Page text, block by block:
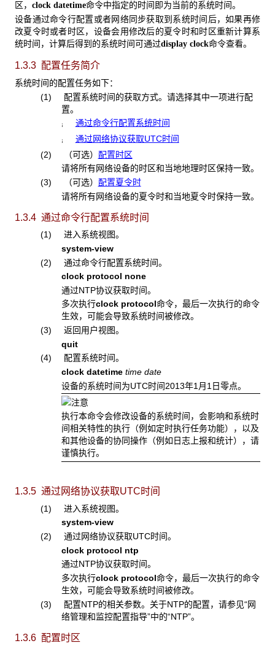
区， clock datetime命令中指定的时间即为当前的系统时间。
设备通过命令行配置或者网络同步获取到系统时间后，如果再修
改夏令时或者时区，设备会用修改后的夏令时和时区重新计算系
统时间，计算后得到的系统时间可通过display clock命令查看。
1.3.3 配置任务简介
系统时间的配置任务如下：
(1) 配置系统时间的获取方式。请选择其中一项进行配
置。
¡ 通过命令行配置系统时间
¡
通过网络协议获取UTC时间
(2) （可选） 配置时区
请将所有网络设备的时区和当地地理时区保持一致。
(3) （可选） 配置夏令时
请将所有网络设备的夏令时和当地夏令时保持一致。
1.3.4 通过命令行配置系统时间
(1) 进入系统视图。
system-view
(2) 通过命令行配置系统时间。
clock protocol none
通过NTP协议获取时间。
多次执行clock protocol命令，最后一次执行的命令
生效，可能会导致系统时间被修改。
(3) 返回用户视图。
quit
(4) 配置系统时间。
clock datetime time date
设备的系统时间为UTC时间2013年1月1日零点。
执行本命令会修改设备的系统时间，会影响和系统时
间相关特性的执行（例如定时执行任务功能），以及
和其他设备的协同操作（例如日志上报和统计），请
谨慎执行。
1.3.5 通过网络协议获取UTC时间
(1) 进入系统视图。
system-view
(2) 通过网络协议获取UTC时间。
clock protocol ntp
通过NTP协议获取时间。
多次执行clock protocol命令，最后一次执行的命令
生效，可能会导致系统时间被修改。
(3) 配置NTP的相关参数。关于NTP的配置，请参见“网
络管理和监控配置指导”中的“NTP”。
1.3.6 配置时区